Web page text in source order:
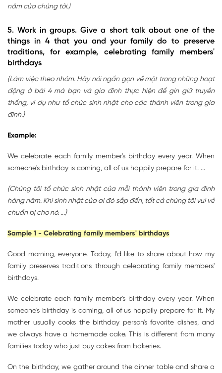
năm của chúng tôi.)
5. Work in groups. Give a short talk about one of the
things in 4 that you and your family do to preserve
traditions, for example, celebrating family members'
birthdays
(Làm việc theo nhóm. Hãy nói ngắn gọn về một trong những hoạt
động ở bài 4 mà bạn và gia đình thực hiện để gìn giữ truyền
thống, ví dụ như tổ chức sinh nhật cho các thành viên trong gia
đình.)
Example:
We celebrate each family member's birthday every year. When
someone's birthday is coming, all of us happily prepare for it. ...
(Chúng tôi tổ chức sinh nhật của mỗi thành viên trong gia đình
hàng năm. Khi sinh nhật của ai đó sắp đến, tất cả chúng tôi vui vẻ
chuẩn bị cho nó. ...)
Sample 1 - Celebrating family members' birthdays
Good morning, everyone. Today, I'd like to share about how my
family preserves traditions through celebrating family members'
birthdays.
We celebrate each family member's birthday every year. When
someone's birthday is coming, all of us happily prepare for it. My
mother usually cooks the birthday person's favorite dishes, and
we always have a homemade cake. This is different from many
families today who just buy cakes from bakeries.
On the birthday, we gather around the dinner table and share a